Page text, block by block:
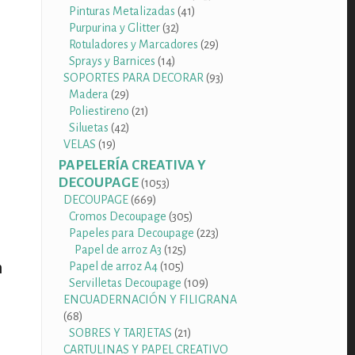
Pinturas Metalizadas 4141
Purpurina y Glitter 3232
productos
Rotuladores y Marcadores 2929
Sprays y Barnices 1414
productos
SOPORTES PARA DECORAR 9393
Madera 2929
productos
Poliestireno 2121
Siluetas 4242
VELAS 1919
productos
PAPELERÍA CREATIVA Y
DECOUPAGE 10531053
DECOUPAGE 669669
productos
Cromos Decoupage 305305
productos
Papeles para Decoupage 223223
Papel de arroz A3 125125
productos
Papel de arroz A4 105105
productos
Servilletas Decoupage 109109
productos
ENCUADERNACIÓN Y FILIGRANA
6868
productos
SOBRES Y TARJETAS 2121
productos
CARTULINAS Y PAPEL CREATIVO